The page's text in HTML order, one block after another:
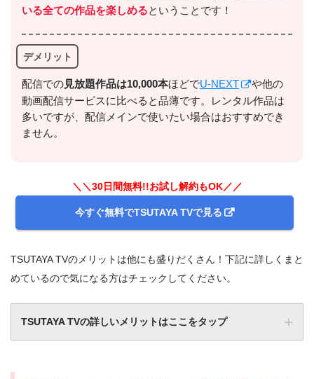
いる全ての作品を楽しめるということです！
デメリット
配信での⾒放題作品は10,000本ほどでU-NEXT
や他の
動画配信サービスに比べると品薄です。レンタル作品は
多いですが、配信メインで使いたい場合はおすすめでき
ません。
＼＼30日間無料!!お試し解約もOK／／
今すぐ無料でTSUTAYA TVで見る
TSUTAYA TVのメリットは他にも盛りだくさん！下記に詳しくまと
めているので気になる方はチェックしてください。
TSUTAYA TVの詳しいメリットはここをタップ